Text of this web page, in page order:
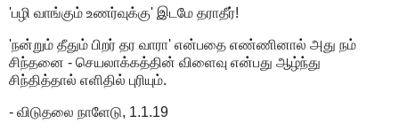
'பழி வாங்கும் உணர்வுக்கு' இடமே தராதீர்!
'நன்றும் தீதும் பிறர் தர வாரா' என்பதை எண்ணினால் அது நம்
சிந்தனை - செயலாக்கத்தின் விளைவு என்பது ஆழ்ந்து
சிந்தித்தால் எளிதில் புரியும்.
- விடுதலை நாளேடு, 1.1.19